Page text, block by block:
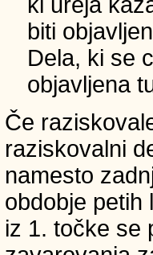
biti
Dela, ki se
objavljena
Če
raziskovalni
namesto
obdobje petih
iz 1. točke se